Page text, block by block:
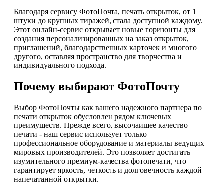
Благодаря сервису ФотоПочта, печать открыток, от 1
штуки до крупных тиражей, стала доступной каждому.
Этот онлайн-сервис открывает новые горизонты для
создания персонализированных на заказ открыток,
приглашений, благодарственных карточек и многого
другого, оставляя пространство для творчества и
индивидуального подхода.
Почему выбирают ФотоПочту
Выбор ФотоПочты как вашего надежного партнера по
печати открыток обусловлен рядом ключевых
преимуществ. Прежде всего, высочайшее качество
печати - наш сервис использует только
профессиональное оборудование и материалы ведущих
мировых производителей. Это позволяет достигать
изумительного премиум-качества фотопечати, что
гарантирует яркость, четкость и долговечность каждой
напечатанной открытки.